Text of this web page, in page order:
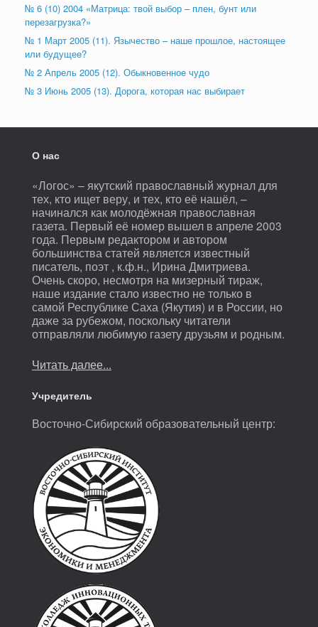
№ 6 (10) 2004 «Матрица: твой выбор – плен, бунт или
перезагрузка?»
№ 1 Март 2005 (11). Язычество – наше прошлое, настоящее
или будущее?
№ 2 Апрель 2005 (12). Обыкновенное чудо
№ 3 Июнь 2005 (13). Дорога, которая нас выбирает
О нас
«Логос» – якутский православный журнал для
тех, кто ищет веру, и тех, кто её нашёл, –
начинался как молодёжная православная
газета. Первый её номер вышел в апреле 2003
года. Первым редактором и автором
большинства статей является известный
писатель, поэт , к.ф.н., Ирина Дмитриева.
Очень скоро, несмотря на мизерный тираж,
наше издание стало известно не только в
самой Республике Саха (Якутия) и в России, но
даже за рубежом, поскольку читатели
отправляли любимую газету друзьям и родным.
Читать далее...
Учредитель
Восточно-Сибирский образовательный центр: